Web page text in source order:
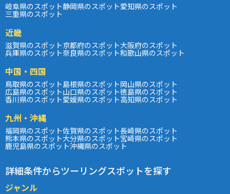
岐阜県のスポット静岡県のスポット愛知県のスポット
三重県のスポット
近畿
滋賀県のスポット京都府のスポット大阪府のスポット
兵庫県のスポット奈良県のスポット和歌山県のスポット
中国・四国
鳥取県のスポット島根県のスポット岡山県のスポット
広島県のスポット山口県のスポット徳島県のスポット
香川県のスポット愛媛県のスポット高知県のスポット
九州・沖縄
福岡県のスポット佐賀県のスポット長崎県のスポット
熊本県のスポット大分県のスポット宮崎県のスポット
鹿児島県のスポット沖縄県のスポット
詳細条件からツーリングスポットを探す
ジャンル